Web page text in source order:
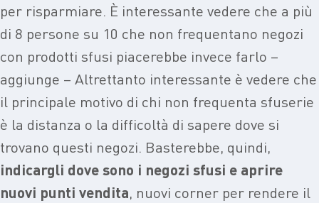
per risparmiare. È interessante vedere che a più
di 8 persone su 10 che non frequentano negozi
con prodotti sfusi piacerebbe invece farlo –
aggiunge – Altrettanto interessante è vedere che
il principale motivo di chi non frequenta sfuserie
è la distanza o la difficoltà di sapere dove si
trovano questi negozi. Basterebbe, quindi,
indicargli dove sono i negozi sfusi e aprire
nuovi punti vendita, nuovi corner per rendere il